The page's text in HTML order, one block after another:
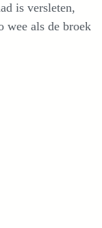
is versleten,
wee als de broek